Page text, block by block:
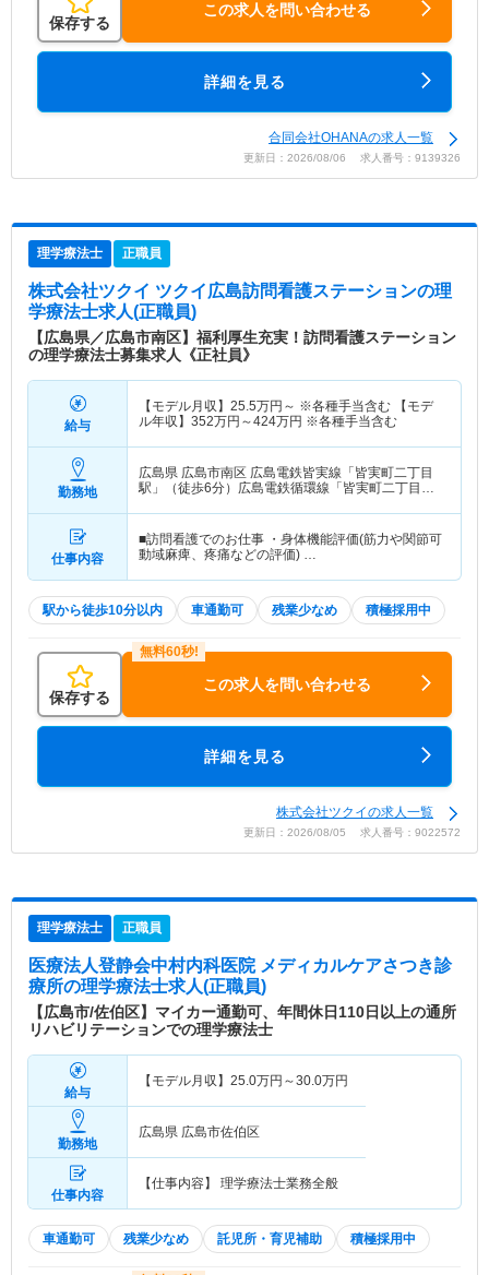
保存する
この求人を問い合わせる
詳細を見る
合同会社OHANAの求人一覧
更新日：2026/08/06 求人番号：9139326
理学療法士 正職員
株式会社ツクイ ツクイ広島訪問看護ステーションの理
学療法士求人(正職員)
【広島県／広島市南区】福利厚生充実！訪問看護ステーション
の理学療法士募集求人《正社員》
給与
【モデル月収】 25.5万円～ ※各種手当含む 【モデ
ル年収】 352万円～424万円 ※各種手当含む
勤務地
広島県 広島市南区 広島電鉄皆実線「皆実町二丁目
駅」（徒歩6分）広島電鉄循環線「皆実町二丁目
仕事内容
■訪問看護でのお仕事 ・身体機能評価(筋力や関節可
動域麻痺、疼痛などの評価) …
駅から徒歩10分以内 車通勤可 残業少なめ 積極採用中
保存する
この求人を問い合わせる
詳細を見る
株式会社ツクイの求人一覧
更新日：2026/08/05 求人番号：9022572
理学療法士 正職員
医療法人登静会中村内科医院 メディカルケアさつき診
療所の理学療法士求人(正職員)
【広島市/佐伯区】マイカー通勤可、年間休日110日以上の通所
リハビリテーションでの理学療法士
給与
【モデル月収】 25.0万円～30.0万円
勤務地
広島県 広島市佐伯区
仕事内容
【仕事内容】 理学療法士業務全般
車通勤可 残業少なめ 託児所・育児補助 積極採用中